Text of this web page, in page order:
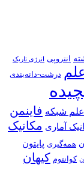
انتروپی انرژی تاریک
درشت-دانه‌بندی
علم شبکه فاینمن
آماری مکانیک
همه‌گیری پایتون
کوانتوم کیهان